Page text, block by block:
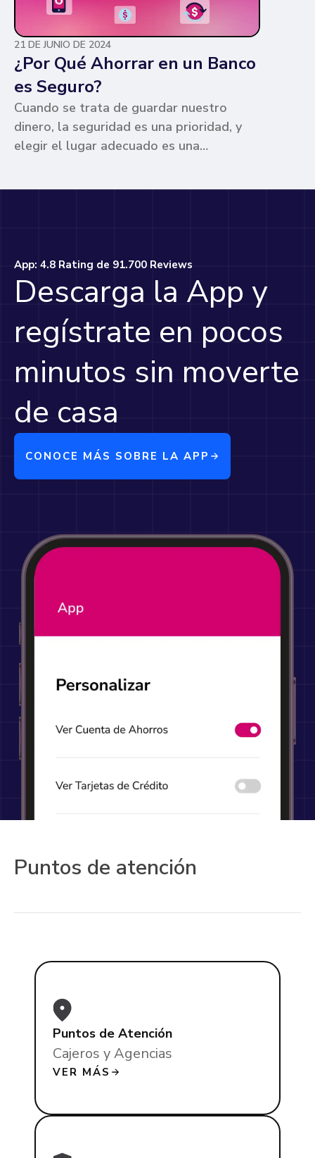
21 DE JUNIO DE 2024
¿Por Qué Ahorrar en un Banco
es Seguro?
Cuando se trata de guardar nuestro
dinero, la seguridad es una prioridad, y
elegir el lugar adecuado es una
App: 4.8 Rating de 91.700 Reviews
Descarga la App y
regístrate en pocos
minutos sin moverte
de casa
CONOCE MÁS SOBRE LA APP
Puntos de atención
Puntos de Atención
Cajeros y Agencias
VER MÁS